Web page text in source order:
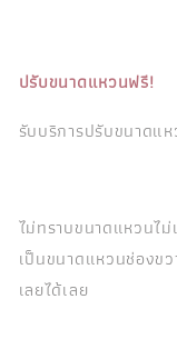
ปรับขนาดแหวนฟรี!
รับบริการปรับขนาด
ไม่ทราบขนาดแหวนไ
เป็นขนาดแหวนช่องข
เลยได้เลย